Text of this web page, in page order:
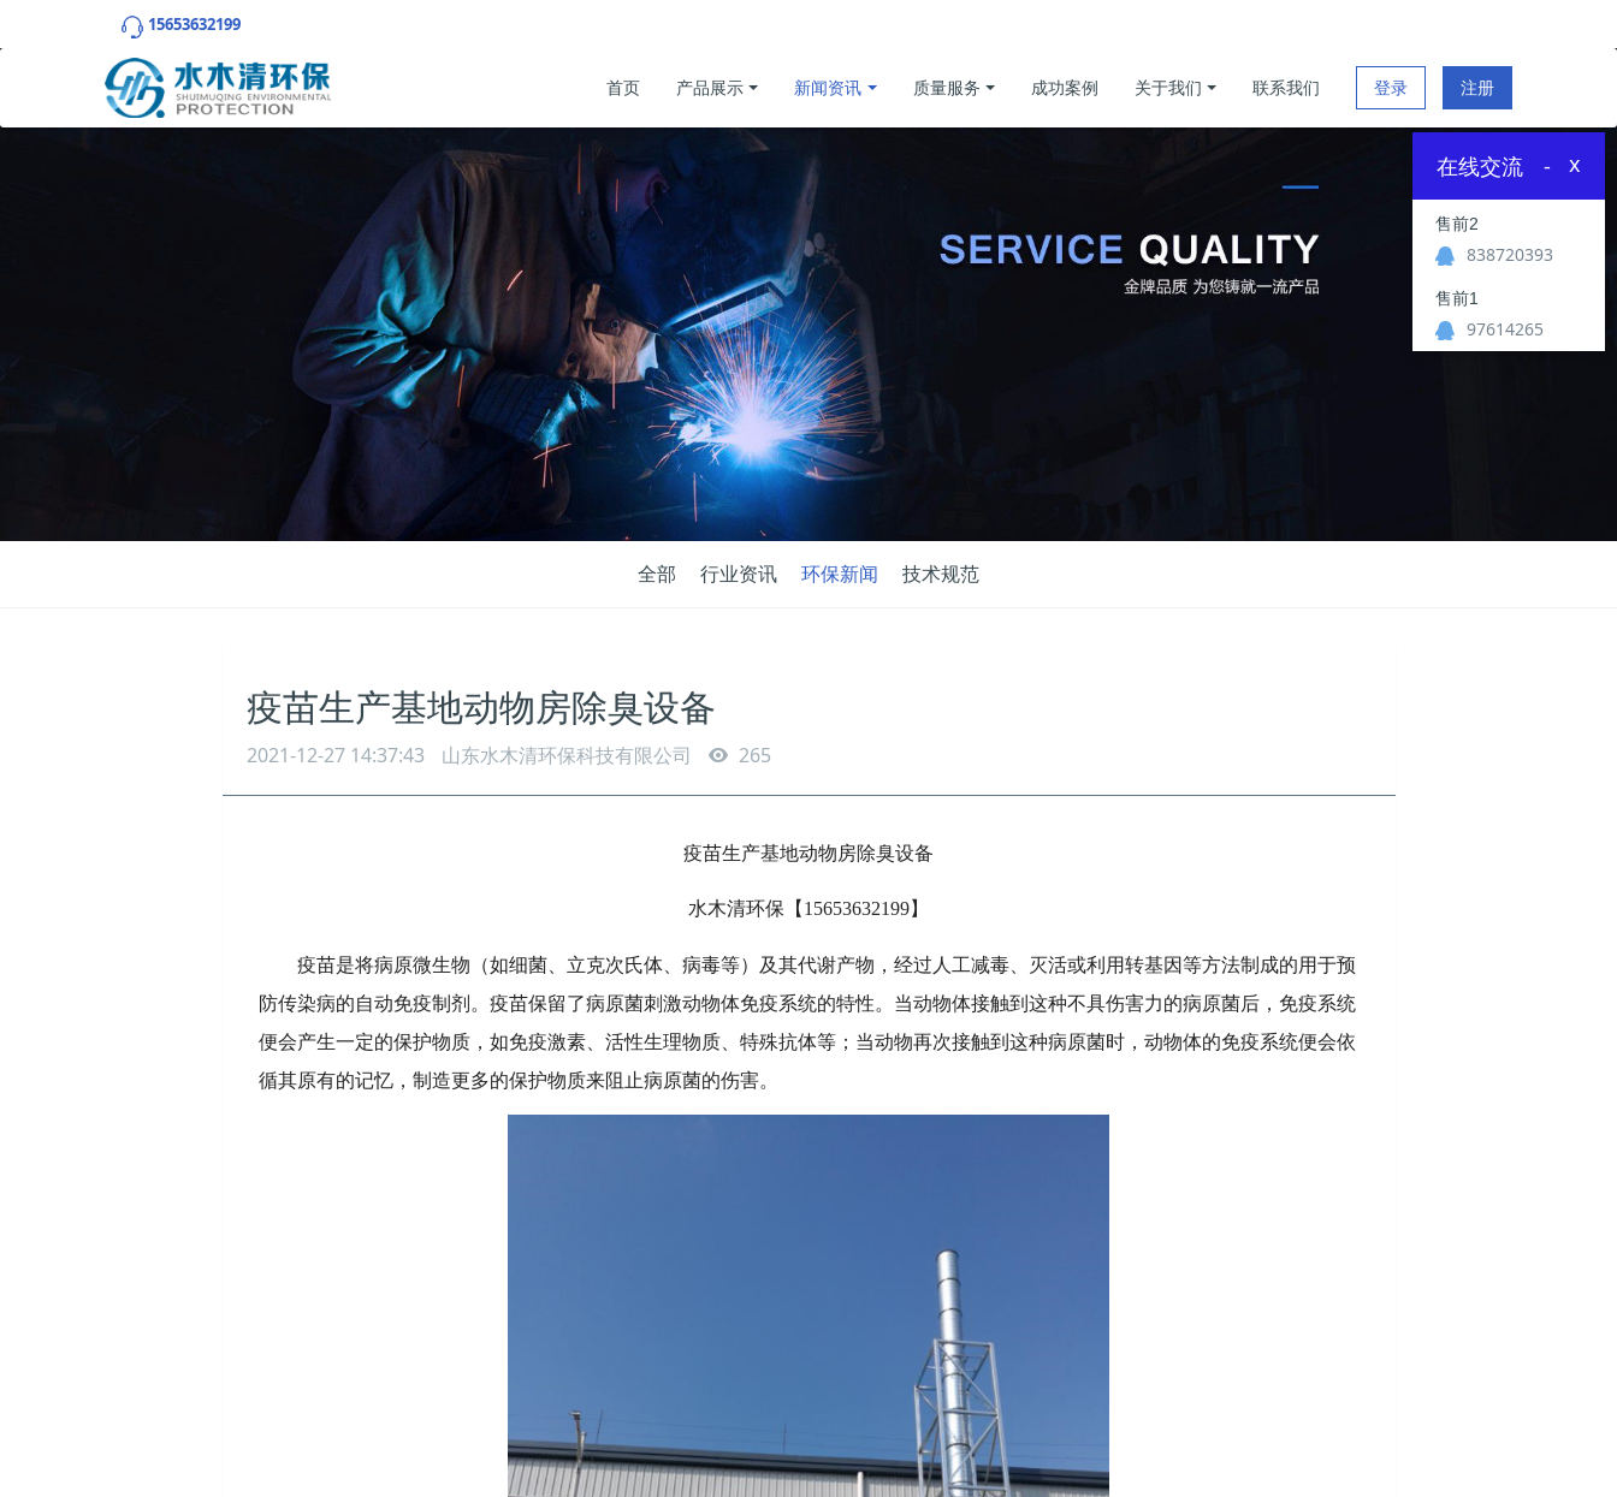
15653632199
登录 注册
首页 产品展示 新闻资讯 质量服务 成功案例 关于我们 联系我们
全部 行业资讯 环保新闻 技术规范
疫苗生产基地动物房除臭设备
2021-12-27 14:37:43 山东水木清环保科技有限公司 265
疫苗生产基地动物房除臭设备
水木清环保【 1 5653632199】
疫苗是将病原微生物（如细菌、立克次氏体、病毒等）及其代谢产物，经过人工减毒、灭活或利用转基因等方法制成的用于预
防传染病的自动免疫制剂。疫苗保留了病原菌刺激动物体免疫系统的特性。当动物体接触到这种不具伤害力的病原菌后，免疫系统
便会产生一定的保护物质，如免疫激素、活性生理物质、特殊抗体等；当动物再次接触到这种病原菌时，动物体的免疫系统便会依
循其原有的记忆，制造更多的保护物质来阻止病原菌的伤害。
在线交流 x
-
售前2
838720393
售前1
97614265